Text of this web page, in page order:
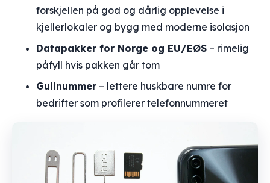
forskjellen på god og dårlig opplevelse i
kjellerlokaler og bygg med moderne isolasjon
Datapakker for Norge og EU/EØS – rimelig
påfyll hvis pakken går tom
Gullnummer – lettere huskbare numre for
bedrifter som profilerer telefonnummeret